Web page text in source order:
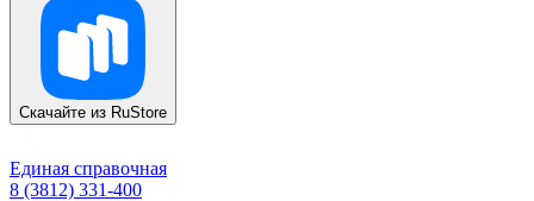
Скачайте из RuStore
Единая справочная
8 (3812) 331-400